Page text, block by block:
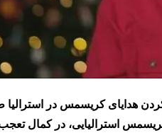
هدایای کریسمس در